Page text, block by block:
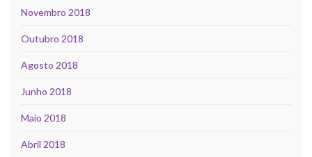
Novembro 2018
Outubro 2018
Agosto 2018
Junho 2018
Maio 2018
Abril 2018